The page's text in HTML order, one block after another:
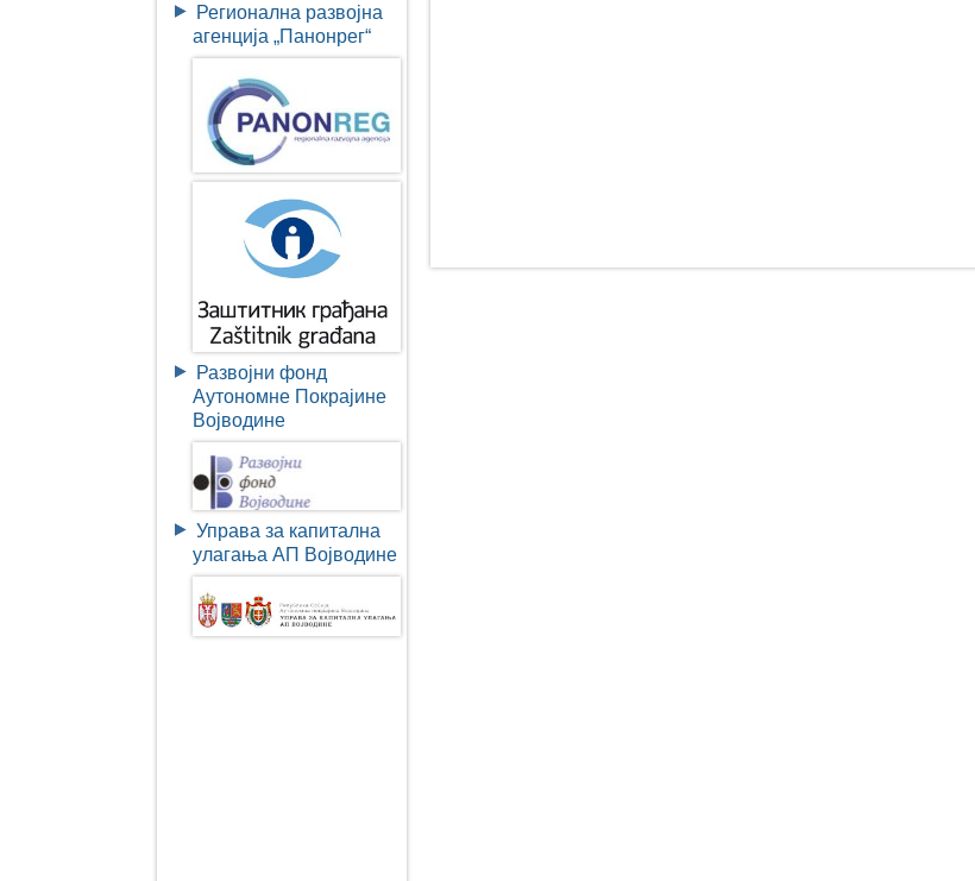
Регионална развојна
агенција „Панонрег“
Развојни фонд
Аутономне Покрајине
Војводине
Управа за капитална
улагања АП Војводине